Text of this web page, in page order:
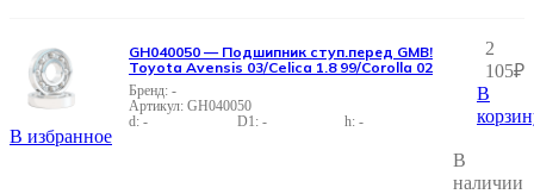
В избранное
GH040050
-
- -
-
GH040050 — Подшипник ступ.перед GMB!
Toyota Avensis 03/Celica 1.8 99/Corolla 02
2
105₽
В
В
наличии